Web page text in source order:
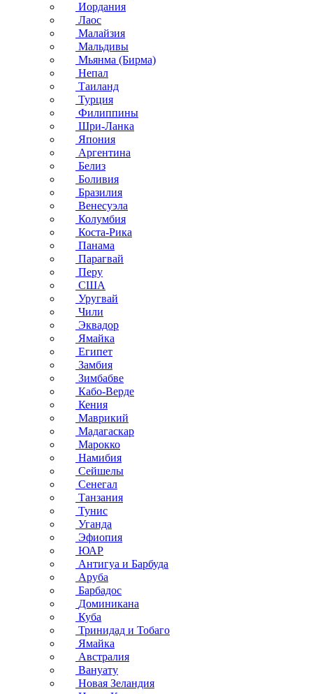
Иордания
Лаос
Малайзия
Мальдивы
Мьянма (Бирма)
Непал
Таиланд
Турция
Филиппины
Шри-Ланка
Япония
Аргентина
Белиз
Боливия
Бразилия
Венесуэла
Колумбия
Коста-Рика
Панама
Парагвай
Перу
США
Уругвай
Чили
Эквадор
Ямайка
Египет
Замбия
Зимбабве
Кабо-Верде
Кения
Маврикий
Мадагаскар
Марокко
Намибия
Сейшелы
Сенегал
Танзания
Тунис
Уганда
Эфиопия
ЮАР
Антигуа и Барбуда
Аруба
Барбадос
Доминикана
Куба
Тринидад и Тобаго
Ямайка
Австралия
Вануату
Новая Зеландия